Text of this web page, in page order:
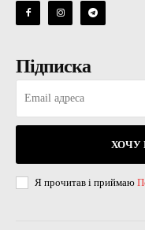
Підписка
ХОЧУ
Я прочитав і приймаю